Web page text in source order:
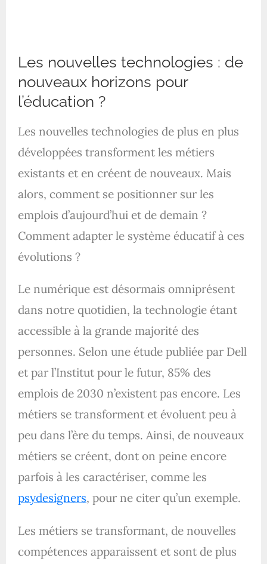
Les nouvelles technologies : de
nouveaux horizons pour
l’éducation ?
Les nouvelles technologies de plus en plus
développées transforment les métiers
existants et en créent de nouveaux. Mais
alors, comment se positionner sur les
emplois d’aujourd’hui et de demain ?
Comment adapter le système éducatif à ces
évolutions ?
Le numérique est désormais omniprésent
dans notre quotidien, la technologie étant
accessible à la grande majorité des
personnes. Selon une étude publiée par Dell
et par l’Institut pour le futur, 85% des
emplois de 2030 n’existent pas encore. Les
métiers se transforment et évoluent peu à
peu dans l’ère du temps. Ainsi, de nouveaux
métiers se créent, dont on peine encore
parfois à les caractériser, comme les
psydesigners, pour ne citer qu’un exemple.
Les métiers se transformant, de nouvelles
compétences apparaissent et sont de plus